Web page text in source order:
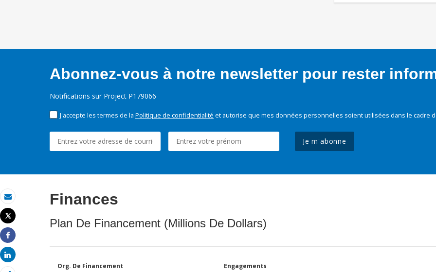
Email
Imprimer
Tweet
Share
Share
Abonnez-vous à notre newsletter pour rester
Notifications sur Project P179066
J'accepte les termes de la Politique de confidentialité et autorise que mes données personnelles soient utilisées dans le cadre
Je m'abonne
Finances
Plan De Financement (Millions De Dollars)
Org. De Financement Engagements